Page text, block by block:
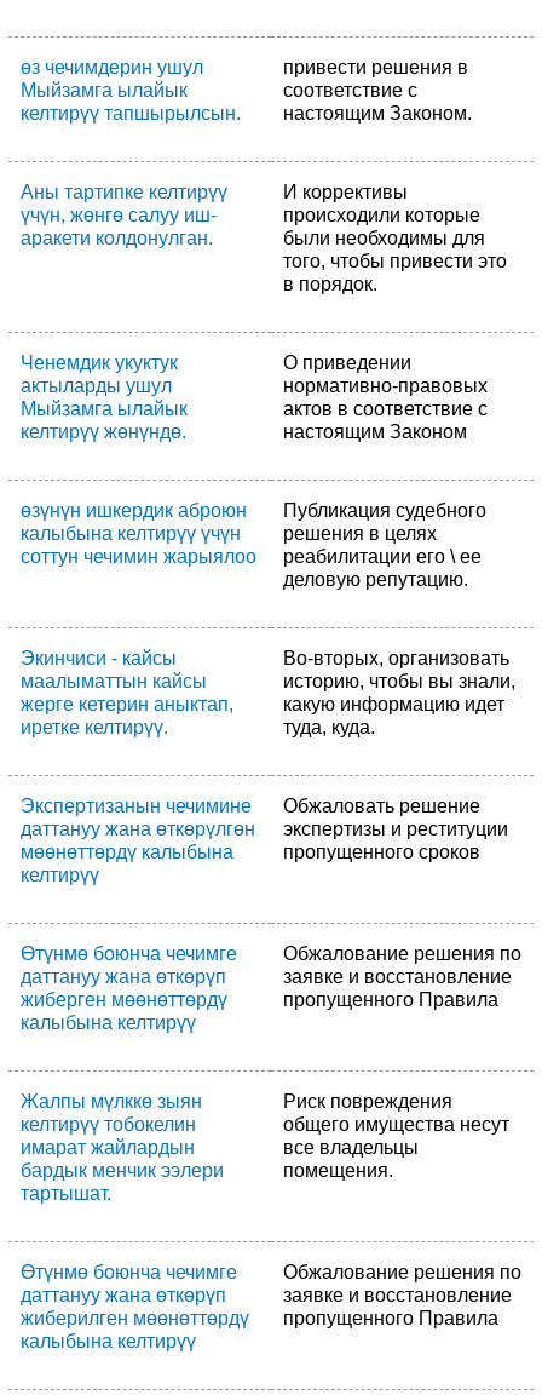
өз чечимдерин ушул
Мыйзамга ылайык
келтирүү тапшырылсын.
привести решения в
соответствие с
настоящим Законом.
Аны тартипке келтирүү
үчүн, жөнгө салуу иш-
аракети колдонулган.
И коррективы
происходили которые
были необходимы для
того, чтобы привести это
в порядок.
Ченемдик укуктук
актыларды ушул
Мыйзамга ылайык
келтирүү жөнүндө.
О приведении
нормативно-правовых
актов в соответствие с
настоящим Законом
өзүнүн ишкердик аброюн
калыбына келтирүү үчүн
соттун чечимин жарыялоо
Публикация судебного
решения в целях
реабилитации его \ ее
деловую репутацию.
Экинчиси - кайсы
маалыматтын кайсы
жерге кетерин аныктап,
иретке келтирүү.
Во-вторых, организовать
историю, чтобы вы знали,
какую информацию идет
туда, куда.
Экспертизанын чечимине
даттануу жана өткөрүлгөн
мөөнөттөрдү калыбына
келтирүү
Обжаловать решение
экспертизы и реституции
пропущенного сроков
Өтүнмө боюнча чечимге
даттануу жана өткөрүп
жиберген мөөнөттөрдү
калыбына келтирүү
Обжалование решения по
заявке и восстановление
пропущенного Правила
Жалпы мүлккө зыян
келтирүү тобокелин
имарат жайлардын
бардык менчик ээлери
тартышат.
Риск повреждения
общего имущества несут
все владельцы
помещения.
Өтүнмө боюнча чечимге
даттануу жана өткөрүп
жиберилген мөөнөттөрдү
калыбына келтирүү
Обжалование решения по
заявке и восстановление
пропущенного Правила